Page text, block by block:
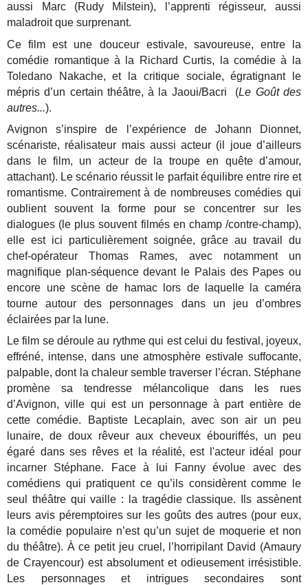
aussi Marc (Rudy Milstein), l’apprenti régisseur, aussi
maladroit que surprenant.
Ce film est une douceur estivale, savoureuse, entre la
comédie romantique à la Richard Curtis, la comédie à la
Toledano Nakache, et la critique sociale, égratignant le
mépris d’un certain théâtre, à la Jaoui/Bacri (Le Goût des
autres...).
Avignon s’inspire de l’expérience de Johann Dionnet,
scénariste, réalisateur mais aussi acteur (il joue d’ailleurs
dans le film, un acteur de la troupe en quête d’amour,
attachant). Le scénario réussit le parfait équilibre entre rire et
romantisme. Contrairement à de nombreuses comédies qui
oublient souvent la forme pour se concentrer sur les
dialogues (le plus souvent filmés en champ /contre-champ),
elle est ici particulièrement soignée, grâce au travail du
chef-opérateur Thomas Rames, avec notamment un
magnifique plan-séquence devant le Palais des Papes ou
encore une scène de hamac lors de laquelle la caméra
tourne autour des personnages dans un jeu d’ombres
éclairées par la lune.
Le film se déroule au rythme qui est celui du festival, joyeux,
effréné, intense, dans une atmosphère estivale suffocante,
palpable, dont la chaleur semble traverser l’écran. Stéphane
promène sa tendresse mélancolique dans les rues
d’Avignon, ville qui est un personnage à part entière de
cette comédie. Baptiste Lecaplain, avec son air un peu
lunaire, de doux rêveur aux cheveux ébouriffés, un peu
égaré dans ses rêves et la réalité, est l'acteur idéal pour
incarner Stéphane. Face à lui Fanny évolue avec des
comédiens qui pratiquent ce qu’ils considèrent comme le
seul théâtre qui vaille : la tragédie classique. Ils assènent
leurs avis péremptoires sur les goûts des autres (pour eux,
la comédie populaire n’est qu’un sujet de moquerie et non
du théâtre). À ce petit jeu cruel, l’horripilant David (Amaury
de Crayencour) est absolument et odieusement irrésistible.
Les personnages et intrigues secondaires sont